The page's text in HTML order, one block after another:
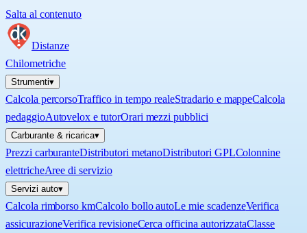
Salta al contenuto
Distanze
Chilometriche
Strumenti▾
Calcola percorsoTraffico in tempo realeStradario e mappeCalcola
pedaggioAutovelox e tutorOrari mezzi pubblici
Carburante & ricarica▾
Prezzi carburanteDistributori metanoDistributori GPLColonnine
elettricheAree di servizio
Servizi auto▾
Calcola rimborso kmCalcolo bollo autoLe mie scadenzeVerifica
assicurazioneVerifica revisioneCerca officina autorizzataClasse